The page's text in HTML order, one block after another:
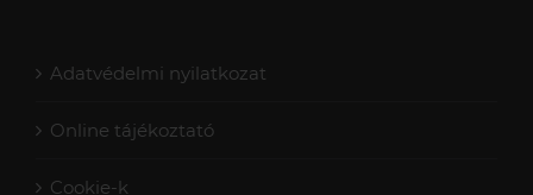
Adatvédelmi nyilatkozat
Online tájékoztató
Cookie-k